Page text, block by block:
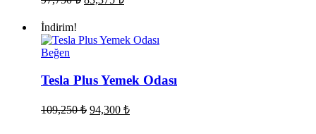
83,375 ₺.
İndirim!
Tesla
Yemek
Odası
Beğen
Tesla Plus Yemek Odası
109,250₺ Orijinal
94,300 ₺Şu